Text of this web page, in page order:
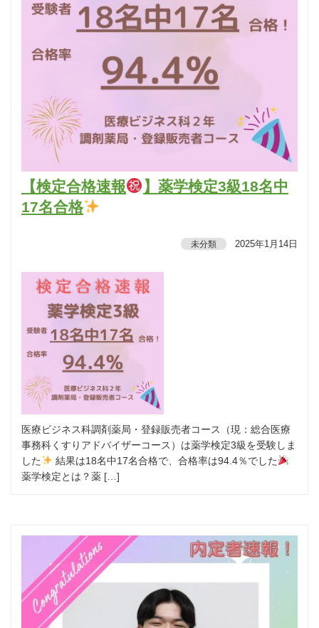
【検定合格速報
】薬学検定3級18名中
17名合格
未分類 2025年1月14日
医療ビジネス科調剤薬局・登録販売者コース（現：総合医療
事務科くすりアドバイザーコース）は薬学検定3級を受験しま
した
結果は18名中17名合格で、合格率は94.4％でした
薬学検定とは？薬 […]